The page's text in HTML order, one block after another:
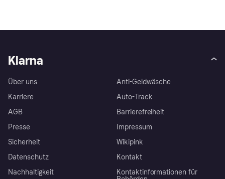
Klarna
Über uns
Karriere
AGB
Presse
Sicherheit
Datenschutz
Nachhaltigkeit
Anti-Geldwäsche
Auto-Track
Barrierefreiheit
Impressum
Wikipink
Kontakt
Kontaktinformationen für